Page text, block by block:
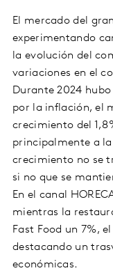
El mercado del
experimentando
la evolución del
variaciones en el
Durante 2024
por la inflación, el
crecimiento del
principalmente a
crecimiento no se
si no que se
En el canal
mientras la
Fast Food un 7%,
destacando un
económicas.